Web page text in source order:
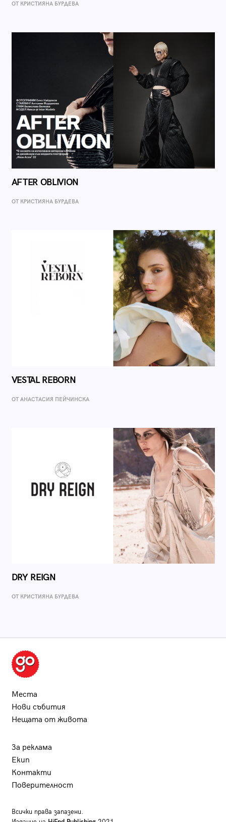
ОТ КРИСТИЯНА БУРДЕВА
AFTER OBLIVION
ОТ КРИСТИЯНА БУРДЕВА
VESTAL REBORN
ОТ AНАСТАСИЯ ПЕЙЧИНСКА
DRY REIGN
ОТ КРИСТИЯНА БУРДЕВА
Места
Нови събития
Нещата от живота
За реклама
Екип
Контакти
Поверителност
Всички права запазени.